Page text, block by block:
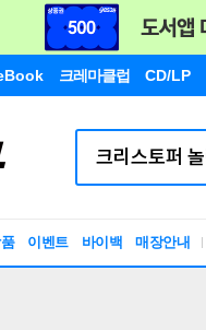
크레마클럽 CD/LP
이벤트 바이백 매장안내